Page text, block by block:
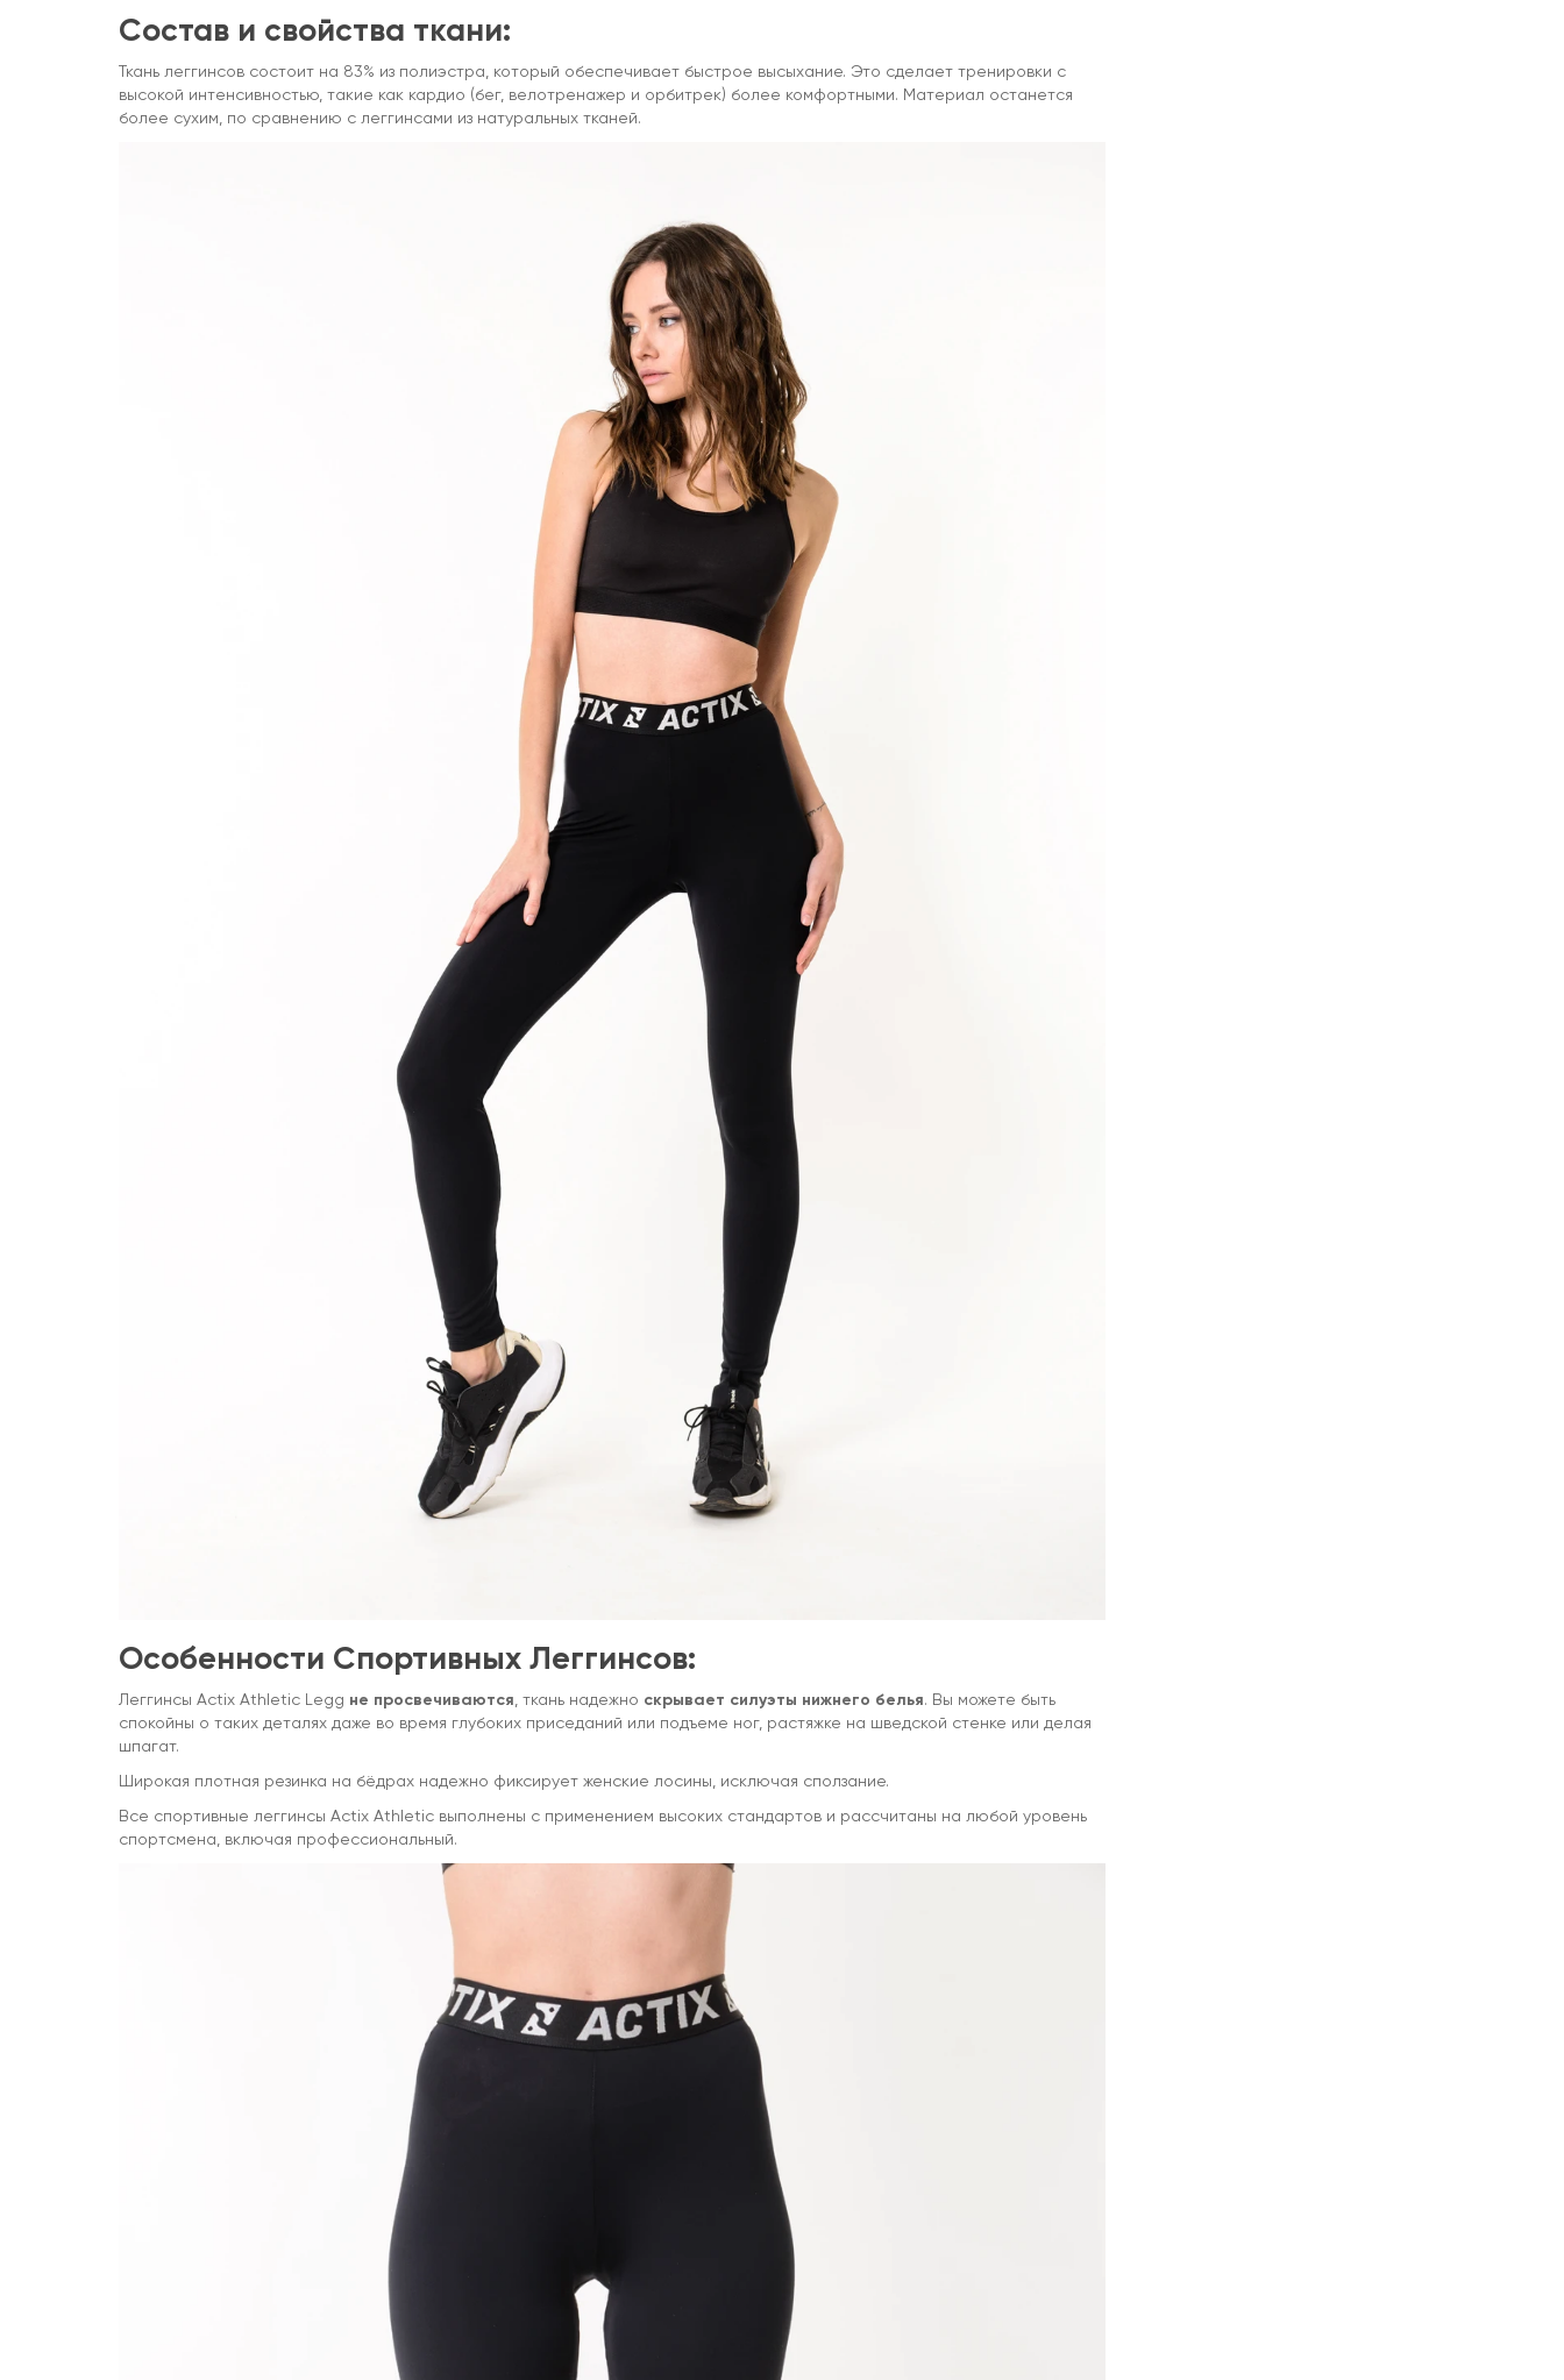
Состав и свойства ткани:
Ткань леггинсов состоит на 83% из полиэстра, который обеспечивает быстрое высыхание. Это сделает тренировки с
высокой интенсивностью, такие как кардио (бег, велотренажер и орбитрек) более комфортными. Материал останется
более сухим, по сравнению с леггинсами из натуральных тканей.
Особенности Спортивных Леггинсов:
Леггинсы Actix Athletic Legg не просвечиваются , ткань надежно скрывает силуэты нижнего белья. Вы можете быть
спокойны о таких деталях даже во время глубоких приседаний или подъеме ног, растяжке на шведской стенке или делая
шпагат.
Широкая плотная резинка на бёдрах надежно фиксирует женские лосины, исключая сползание.
Все спортивные леггинсы Actix Athletic выполнены с применением высоких стандартов и рассчитаны на любой уровень
спортсмена, включая профессиональный.